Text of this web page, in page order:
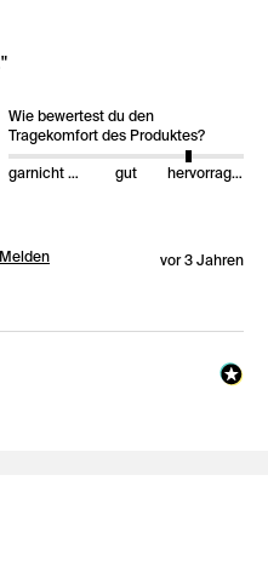
Wie bewertest du den
Tragekomfort des Produktes?
garnicht gut gut hervorragend
Melden vor 3 Jahren